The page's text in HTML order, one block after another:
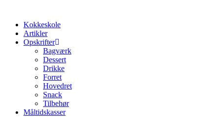
indholdKokkeskole
Artikler
Opskrifter
Bagværk
Dessert
Drikke
Forret
Hovedret
Snack
Tilbehør
Måltidskasser